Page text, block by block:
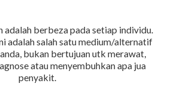
adalah berbeza pada setiap individu.
adalah salah satu medium/alternatif
bukan bertujuan utk merawat,
atau menyembuhkan apa jua
penyakit.